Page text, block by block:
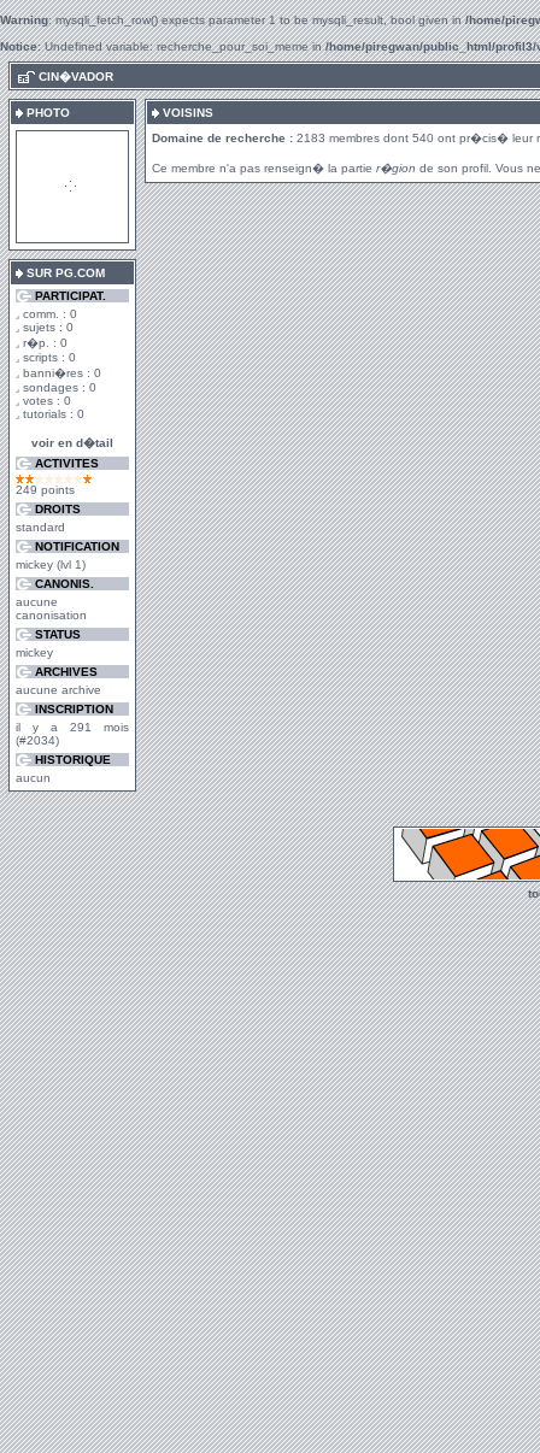
Warning: mysqli_fetch_row() expects parameter 1 to be mysqli_result, bool given in/home/
Notice: Undefined variable: recherche_pour_soi_meme in/home/piregwan/public_html/
CIN�VADOR
PHOTO
SUR PG.COM
PARTICIPAT.
comm. : 0
sujets : 0
r�p. : 0
scripts : 0
banni�res : 0
sondages : 0
votes : 0
tutorials : 0
voir en d�tail
ACTIVITES
249 points
DROITS
standard
NOTIFICATION
mickey (lvl 1)
CANONIS.
aucune
canonisation
STATUS
mickey
ARCHIVES
aucune archive
INSCRIPTION
il y a 291 mois
(#2034)
HISTORIQUE
aucun
VOISINS
Domaine de recherche : 2183 membres dont 540 ont pr�cis� leur
Ce membre n'a pas renseign� la partie r�gion de son profil. Vous